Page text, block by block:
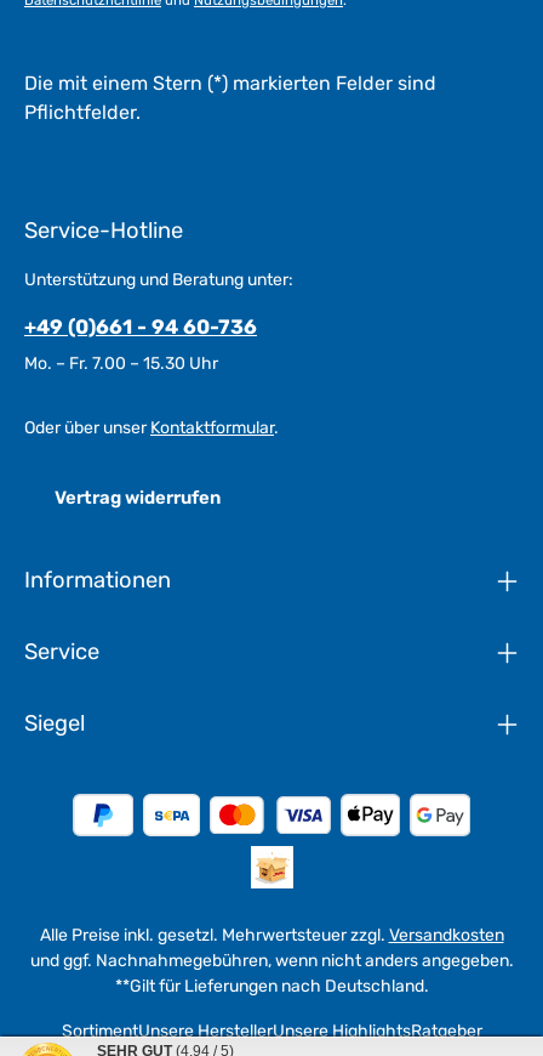
Die mit einem Stern (*) markierten Felder sind
Pflichtfelder.
Service-Hotline
Unterstützung und Beratung unter:
+49 (0)661 - 94 60-736
Mo. – Fr. 7.00 – 15.30 Uhr
Oder über unserKontaktformular.
Vertrag widerrufen
Informationen
Service
Siegel
Alle Preise inkl. gesetzl. Mehrwertsteuer zzgl. Versandkosten
und ggf. Nachnahmegebühren, wenn nicht anders angegeben.
**Gilt für Lieferungen nach Deutschland.
SortimentUnsere HerstellerUnsere HighlightsRatgeber
SEHR GUT (4.94 / 5)